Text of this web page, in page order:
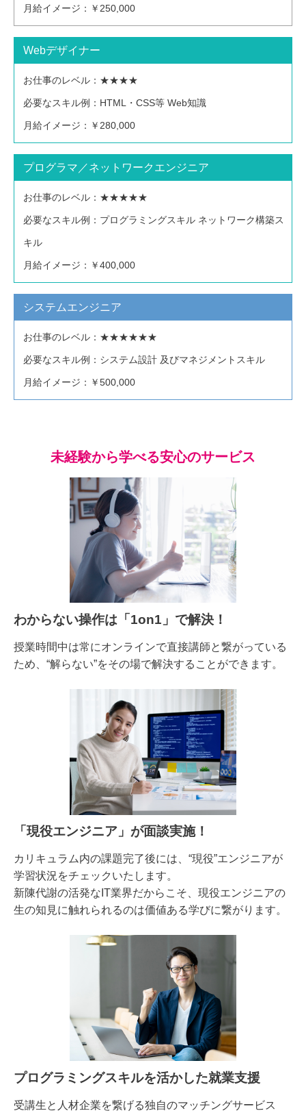
月給イメージ： ￥250,000
Webデザイナー
お仕事のレベル： ★★★★
必要なスキル例： HTML・CSS等 Web知識
月給イメージ： ￥280,000
プログラマ／ネットワークエンジニア
お仕事のレベル： ★★★★★
必要なスキル例： プログラミングスキル ネットワーク構築ス
キル
月給イメージ： ￥400,000
システムエンジニア
お仕事のレベル： ★★★★★★
必要なスキル例： システム設計 及びマネジメントスキル
月給イメージ： ￥500,000
未経験から学べる安心のサービス
わからない操作は 「1on1」で解決！
授業時間中は常にオンラインで直接講師と繋がっている
ため、“解らない”をその場で解決することができます。
「現役エンジニア」が面談実施！
カリキュラム内の課題完了後には、“現役”エンジニアが
学習状況をチェックいたします。
新陳代謝の活発なIT業界だからこそ、現役エンジニアの
生の知見に触れられるのは価値ある学びに繋がります。
プログラミングスキルを活かした就業支援
受講生と人材企業を繋げる独自のマッチングサービス